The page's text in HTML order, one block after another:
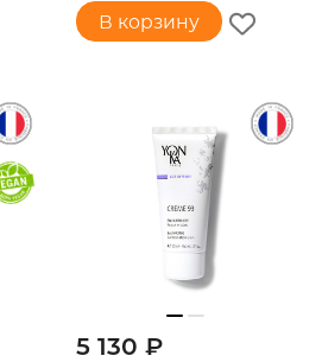
В корзину
5 130 ₽